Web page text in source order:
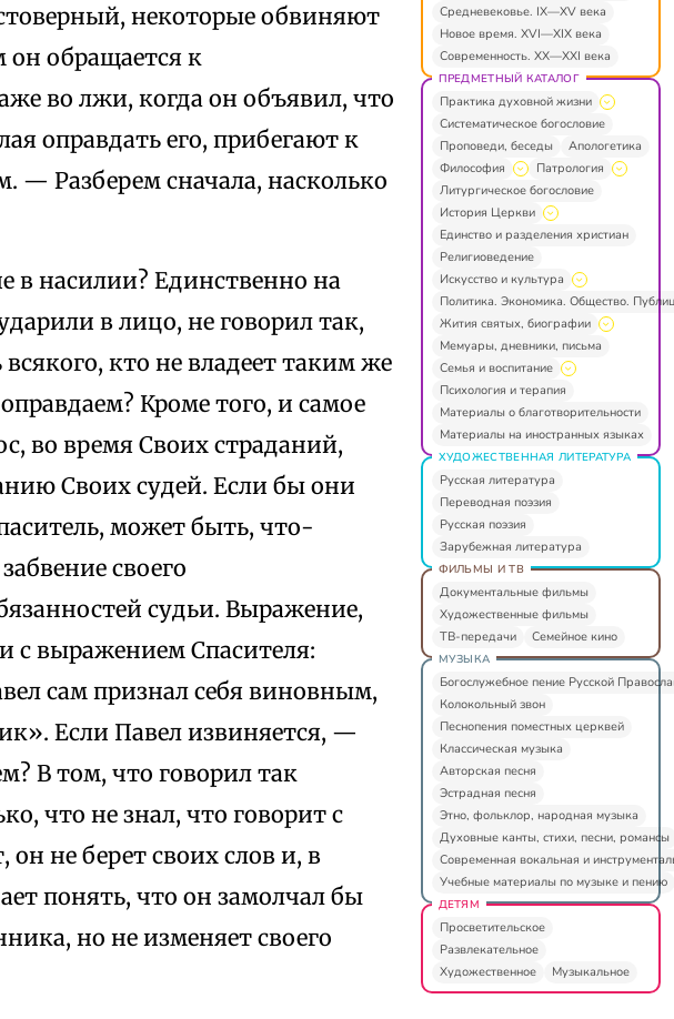
некоторые обвиняют
он обращается к
во лжи, когда он объявил, что
оправдать его, прибегают к
— Разберем сначала, насколько
насилии? Единственно на
в лицо, не говорил так,
кто не владеет таким же
Кроме того, и самое
во время Своих страданий,
Своих судей. Если бы они
может быть, что-
своего
судьи. Выражение,
с выражением Спасителя:
сам признал себя виновным,
Если Павел извиняется, —
В том, что говорил так
что не знал, что говорит с
не берет своих слов и, в
понять, что он замолчал бы
но не изменяет своего
Средневековье. IX—XV века
Новое время. XVI—XIX века
Современность. XX—XXI века
ПРЕДМЕТНЫЙ КАТАЛОГ
Практика духовной жизни
Систематическое богословие
Проповеди, беседы
Апологетика
Философия
Патрология
Литургическое богословие
История Церкви
Единство и разделения христиан
Религиоведение
Искусство и культура
Политика. Экономика. Общество.
Жития святых, биографии
Мемуары, дневники, письма
Семья и воспитание
Психология и терапия
Материалы о благотворительности
Материалы на иностранных языках
ХУДОЖЕСТВЕННАЯ ЛИТЕРАТУРА
Русская литература
Переводная поэзия
Русская поэзия
Зарубежная литература
ФИЛЬМЫ И ТВ
Документальные фильмы
Художественные фильмы
ТВ-передачи
Семейное кино
МУЗЫКА
Богослужебное пение Русской
Колокольный звон
Песнопения поместных церквей
Классическая музыка
Авторская песня
Эстрадная песня
Этно, фольклор, народная музыка
Духовные канты, стихи, песни, романсы
Современная вокальная и
Учебные материалы по музыке и пению
ДЕТЯМ
Просветительское
Развлекательное
Художественное
Музыкальное